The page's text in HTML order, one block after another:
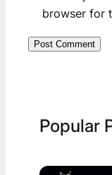
browser for
Popular